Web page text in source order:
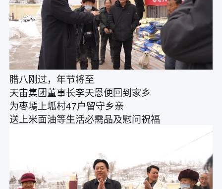
腊八刚过，年节将至
天宙集团董事长李天恩便回到家乡
为枣墕上坬村47户留守乡亲
送上米面油等生活必需品及慰问祝福